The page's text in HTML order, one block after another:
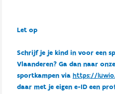
Let op
Schrijf je je kind in voor een
Vlaanderen? Ga dan naar
sportkampen via https://
daar met je eigen e-ID een